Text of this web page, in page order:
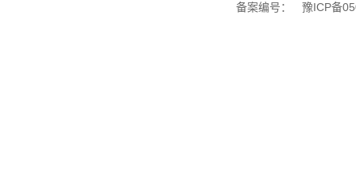
备案编号： 豫ICP备